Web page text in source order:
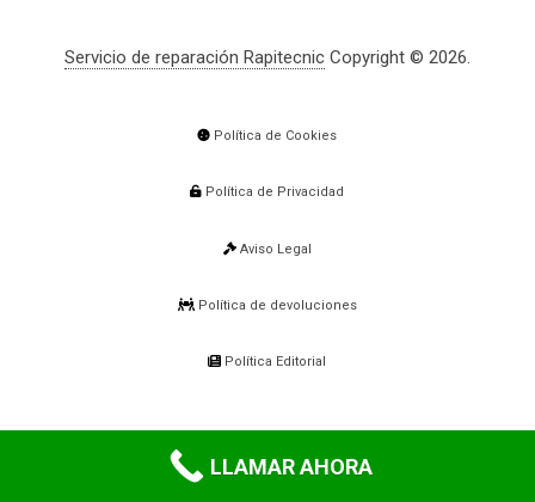
Servicio de reparación RapitecnicCopyright © 2026.
Política de Cookies
Política de Privacidad
Aviso Legal
Política de devoluciones
Política Editorial
LLAMAR AHORA